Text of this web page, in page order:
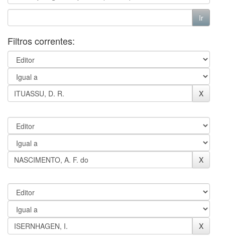
Filtros correntes: